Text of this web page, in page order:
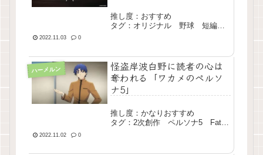
推し度：おすすめ
タグ：オリジナル 野球 短編
2022.11.03 0
ハーメルン
怪盗岸波白野に読者の心は
奪われる「ワカメのペルソ
ナ5」
推し度：かなりおすすめ
タグ：2次創作 ペルソナ5 Fate
2022.11.02 0